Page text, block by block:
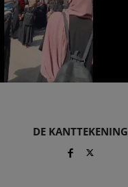
DE KANTTEKENING